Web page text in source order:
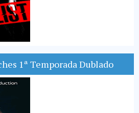
1ª Temporada Dublado